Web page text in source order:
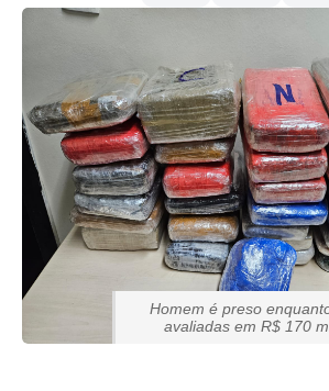
Homem é preso
avaliadas em R$ 170